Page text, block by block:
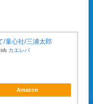
/童心社/三浦太郎
カエレバ
Amazon